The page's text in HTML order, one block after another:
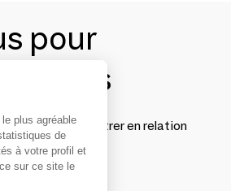
pour
MOM et de rentrer en relation
un compte.
plus agréable
de
à votre profil et
sur ce site le